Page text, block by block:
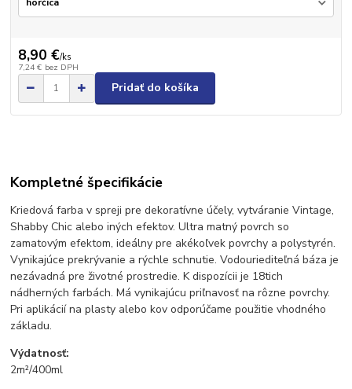
8,90 €/ks
7,24 € bez DPH
Pridať do košíka
Kompletné špecifikácie
Kriedová farba v spreji pre dekoratívne účely, vytváranie Vintage,
Shabby Chic alebo iných efektov. Ultra matný povrch so
zamatovým efektom, ideálny pre akékoľvek povrchy a polystyrén.
Vynikajúce prekrývanie a rýchle schnutie. Vodouriediteľná báza je
nezávadná pre životné prostredie. K dispozícii je 18tich
nádherných farbách. Má vynikajúcu priľnavosť na rôzne povrchy.
Pri aplikácií na plasty alebo kov odporúčame použitie vhodného
základu.
Výdatnosť:
2m²/400ml